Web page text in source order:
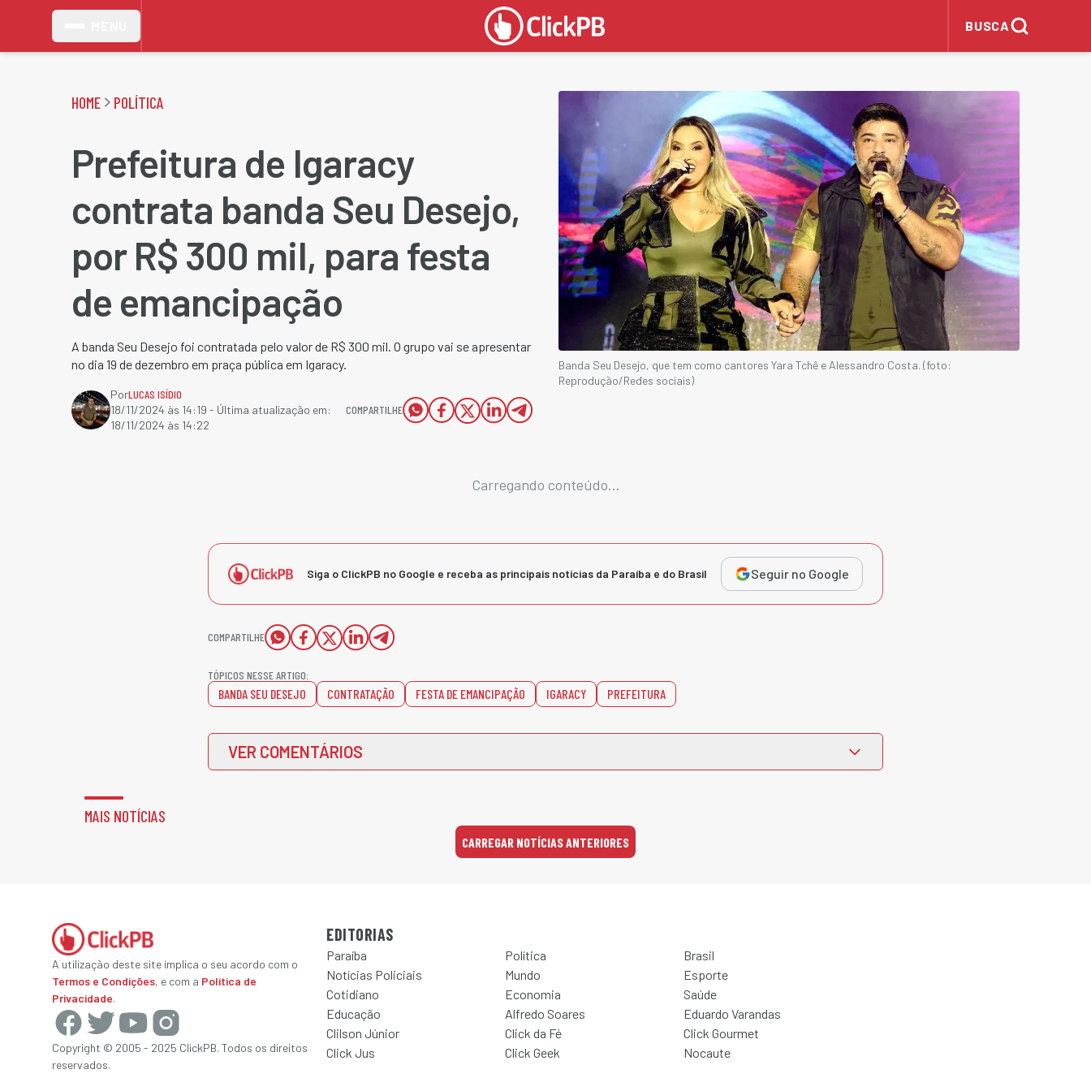
BUSCA
HOME POLÍTICA
Prefeitura de Igaracy
contrata banda Seu Desejo,
por R$ 300 mil, para festa
de emancipação
A banda Seu Desejo foi contratada pelo valor de R$ 300 mil. O grupo vai se apresentar
no dia 19 de dezembro em praça pública em Igaracy.
PorLUCAS ISÍDIO
18/11/2024 às 14:19 - Última atualização em:
18/11/2024 às 14:22
COMPARTILHE
Banda Seu Desejo, que tem como cantores Yara Tchê e Alessandro Costa. (foto:
Reprodução/Redes sociais)
Carregando conteúdo...
Siga o ClickPB no Google e receba as principais notícias da Paraíba e do Brasil Seguir no Google
COMPARTILHE
TÓPICOS NESSE ARTIGO:
BANDA SEU DESEJO CONTRATAÇÃO FESTA DE EMANCIPAÇÃO IGARACY PREFEITURA
VER COMENTÁRIOS
MAIS NOTÍCIAS
CARREGAR NOTÍCIAS ANTERIORES
A utilização deste site implica o seu acordo com o
Termos e Condições, e com a Política de
Privacidade.
Copyright © 2005 - 2025 ClickPB. Todos os direitos
reservados.
EDITORIAS
Paraíba Política
Brasil
Notícias Policiais
Mundo
Esporte
Cotidiano
Economia
Saúde
Educação
Alfredo Soares
Eduardo Varandas
Clilson Júnior
Click da Fé
Click Gourmet
Click Jus
Click Geek Nocaute